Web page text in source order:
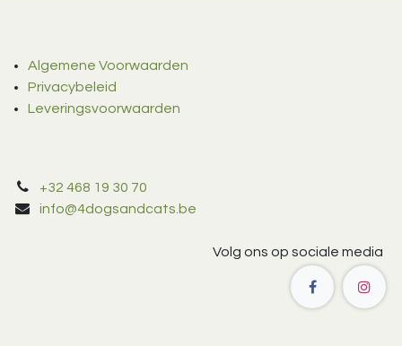
Algemene Voorwaarden
Privacybeleid
Leveringsvoorwaarden
+32 468 19 30 70
info@4dogsandcats.be
Volg ons op sociale media